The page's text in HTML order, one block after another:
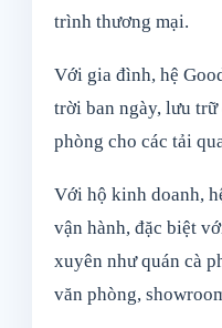
trình thương mại.
Với gia đình, hệ
trời ban ngày, lưu
phòng cho các tải
Với hộ kinh doanh,
vận hành, đặc biệt
xuyên như quán cà
văn phòng,